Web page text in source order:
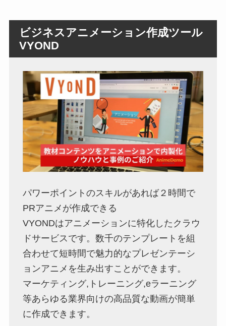
ビジネスアニメーション作成ツール
VYOND
パワーポイントのスキルがあれば２時間で
PRアニメが作成できる
VYONDはアニメーションに特化したクラウ
ドサービスです。数千のテンプレートを組
合わせて短時間で魅力的なプレゼンテーシ
ョンアニメを生み出すことができます。
マーケティング,トレーニング,eラーニング
等あらゆる業界向けの高品質な動画が簡単
に作成できます。